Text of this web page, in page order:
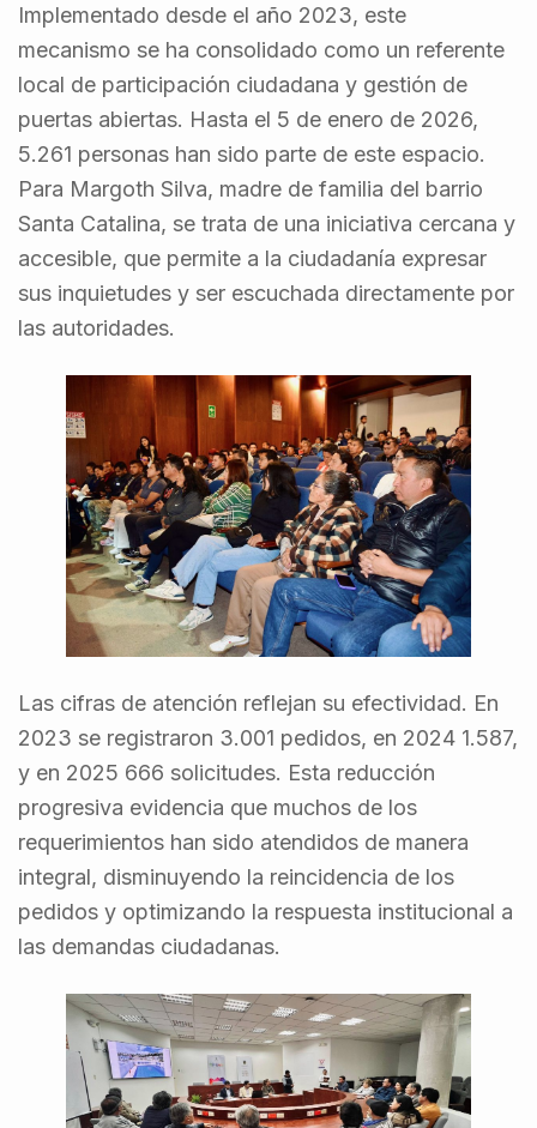
Implementado desde el año 2023, este
mecanismo se ha consolidado como un referente
local de participación ciudadana y gestión de
puertas abiertas. Hasta el 5 de enero de 2026,
5.261 personas han sido parte de este espacio.
Para Margoth Silva, madre de familia del barrio
Santa Catalina, se trata de una iniciativa cercana y
accesible, que permite a la ciudadanía expresar
sus inquietudes y ser escuchada directamente por
las autoridades.
Las cifras de atención reflejan su efectividad. En
2023 se registraron 3.001 pedidos, en 2024 1.587,
y en 2025 666 solicitudes. Esta reducción
progresiva evidencia que muchos de los
requerimientos han sido atendidos de manera
integral, disminuyendo la reincidencia de los
pedidos y optimizando la respuesta institucional a
las demandas ciudadanas.